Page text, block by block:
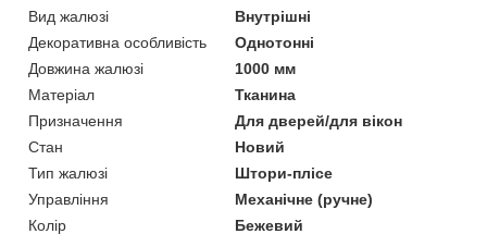
Вид жалюзі
Внутрішні
Декоративна особливість
Однотонні
Довжина жалюзі
1000 мм
Матеріал
Тканина
Призначення
Для дверей/для вікон
Стан
Новий
Тип жалюзі
Штори-плісе
Управління
Механічне (ручне)
Колір
Бежевий